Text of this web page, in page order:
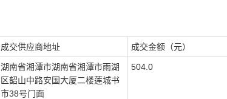
成交供应商地址 成交金额（元）
湖南省湘潭市湖南省湘潭市雨湖
区韶山中路安国大厦二楼莲城书
市38号门面
504.0